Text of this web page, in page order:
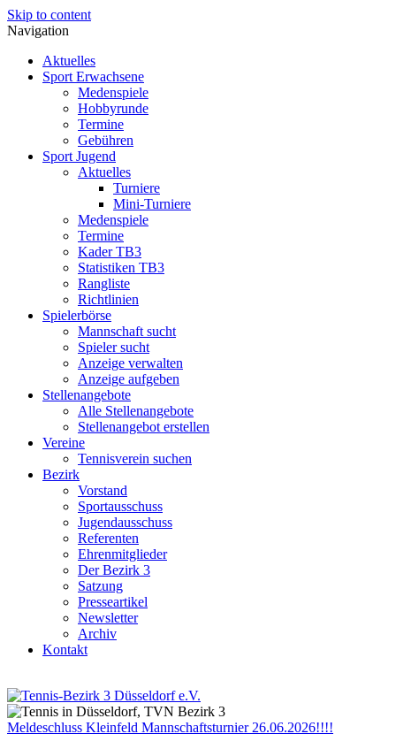
Skip to content
Navigation
Aktuelles
Sport Erwachsene
Medenspiele
Hobbyrunde
Termine
Gebühren
Sport Jugend
Aktuelles
Turniere
Mini-Turniere
Medenspiele
Termine
Kader TB3
Statistiken TB3
Rangliste
Richtlinien
Spielerbörse
Mannschaft sucht
Spieler sucht
Anzeige verwalten
Anzeige aufgeben
Stellenangebote
Alle Stellenangebote
Stellenangebot erstellen
Vereine
Tennisverein suchen
Bezirk
Vorstand
Sportausschuss
Jugendausschuss
Referenten
Ehrenmitglieder
Der Bezirk 3
Satzung
Presseartikel
Newsletter
Archiv
Kontakt
Meldeschluss Kleinfeld Mannschaftsturnier 26.06.2026!!!!